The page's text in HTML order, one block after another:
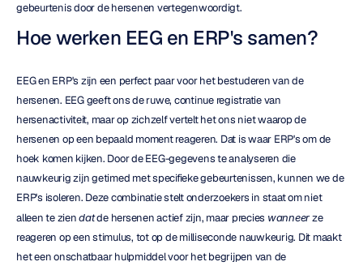
gebeurtenis door de hersenen vertegenwoordigt.
Hoe werken EEG en ERP's samen?
EEG en ERP's zijn een perfect paar voor het bestuderen van de
hersenen. EEG geeft ons de ruwe, continue registratie van
hersenactiviteit, maar op zichzelf vertelt het ons niet waarop de
hersenen op een bepaald moment reageren. Dat is waar ERP's om de
hoek komen kijken. Door de EEG-gegevens te analyseren die
nauwkeurig zijn getimed met specifieke gebeurtenissen, kunnen we de
ERP's isoleren. Deze combinatie stelt onderzoekers in staat om niet
alleen te zien dat de hersenen actief zijn, maar precies wanneer ze
reageren op een stimulus, tot op de milliseconde nauwkeurig. Dit maakt
het een onschatbaar hulpmiddel voor het begrijpen van de